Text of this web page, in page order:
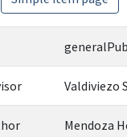
Valdiviezo
Mendoza